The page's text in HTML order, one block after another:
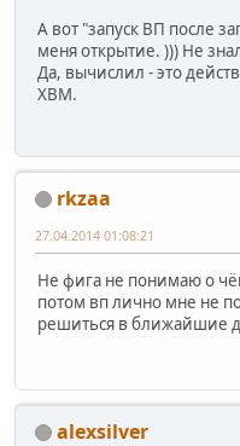
А вот "запуск ВП после
меня открытие. ))) Не
Да, вычислил - это
ХВМ.
rkzaa
27.04.2014 01:08:21
Не фига не понимаю о
потом вп лично мне не
решиться в ближайшие
alexsilver